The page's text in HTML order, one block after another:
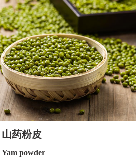
山药粉皮
Yam powder